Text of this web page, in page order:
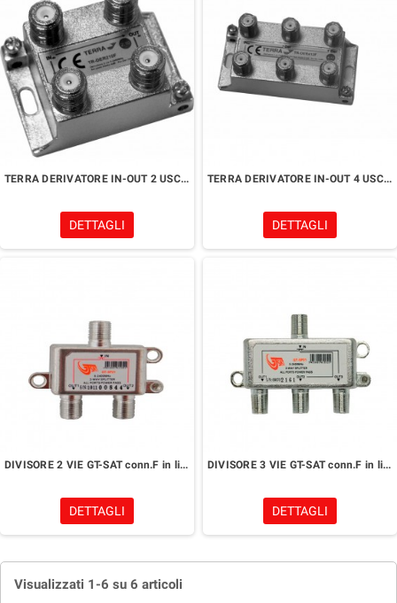
TERRA DERIVATORE IN-OUT 2 USCITE -10/14/18/22 dB ATTENUAZIONE
DETTAGLI
TERRA DERIVATORE IN-OUT 4 USCITE -12/14/18/22 dB ATTENUAZIONE
DETTAGLI
DIVISORE 2 VIE GT-SAT conn.F in linea
DETTAGLI
DIVISORE 3 VIE GT-SAT conn.F in linea
DETTAGLI
Visualizzati 1-6 su 6 articoli